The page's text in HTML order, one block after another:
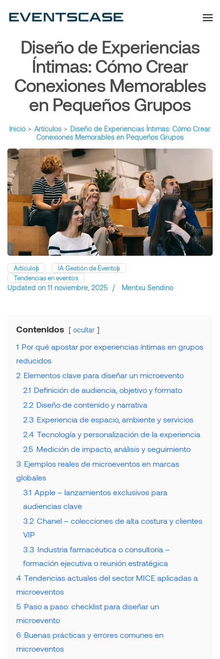
Diseño de Experiencias
Íntimas: Cómo Crear
Conexiones Memorables
en Pequeños Grupos
Inicio > Artículos > Diseño de Experiencias Íntimas: Cómo Crear
Conexiones Memorables en Pequeños Grupos
Artículos
IA Gestión de Eventos
Tendencias en eventos
Updated on 11 noviembre, 2025 / Mentxu Sendino
Contenidos ocultar
1 Por qué apostar por experiencias íntimas en grupos
reducidos
2 Elementos clave para diseñar un microevento
2.1 Definición de audiencia, objetivo y formato
2.2 Diseño de contenido y narrativa
2.3 Experiencia de espacio, ambiente y servicios
2.4 Tecnología y personalización de la experiencia
2.5 Medición de impacto, análisis y seguimiento
3 Ejemplos reales de microeventos en marcas
globales
3.1 Apple – lanzamientos exclusivos para
audiencias clave
3.2 Chanel – colecciones de alta costura y clientes
VIP
3.3 Industria farmacéutica o consultoría –
formación ejecutiva o reunión estratégica
4 Tendencias actuales del sector MICE aplicadas a
microeventos
5 Paso a paso: checklist para diseñar un
microevento
6 Buenas prácticas y errores comunes en
microeventos